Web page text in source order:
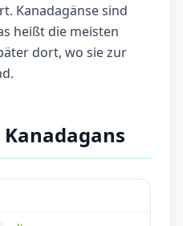
Kanadagänse sind
heißt die meisten
dort, wo sie zur